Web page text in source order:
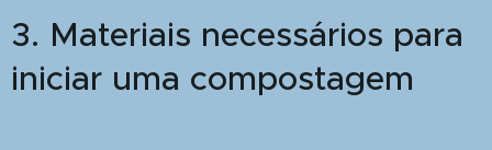
3. Materiais necessários para
iniciar uma compostagem